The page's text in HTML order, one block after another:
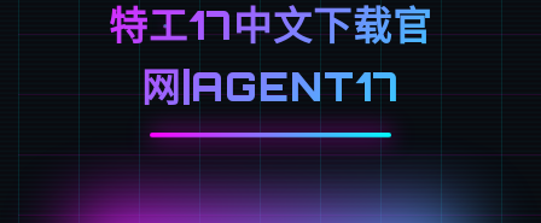
特工17中文下载官
网|AGENT17